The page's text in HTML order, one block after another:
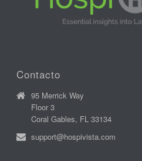
Contacto
95 Merrick Way
Floor 3
Coral Gables, FL 33134
support@hospivista.com